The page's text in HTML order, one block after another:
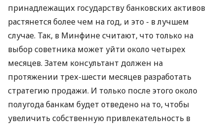
принадлежащих государству банковских активов
растянется более чем на год, и это - в лучшем
случае. Так, в Минфине считают, что только на
выбор советника может уйти около четырех
месяцев. Затем консультант должен на
протяжении трех-шести месяцев разработать
стратегию продажи. И только после этого около
полугода банкам будет отведено на то, чтобы
увеличить собственную привлекательность в